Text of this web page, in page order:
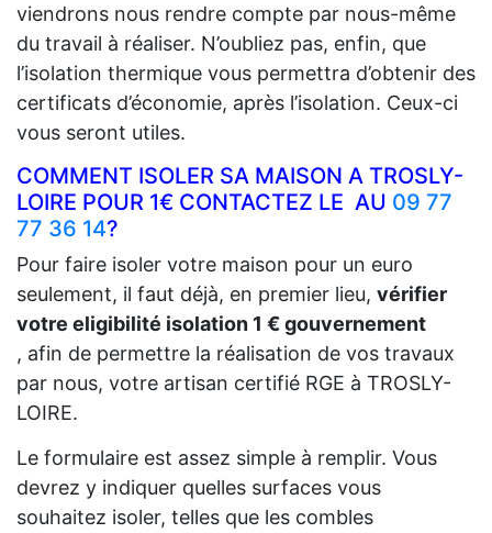
viendrons nous rendre compte par nous-même
du travail à réaliser. N’oubliez pas, enfin, que
l’isolation thermique vous permettra d’obtenir des
certificats d’économie, après l’isolation. Ceux-ci
vous seront utiles.
COMMENT ISOLER SA MAISON A TROSLY-
LOIRE POUR 1€ CONTACTEZ LE AU 09 77
77 36 14?
Pour faire isoler votre maison pour un euro
seulement, il faut déjà, en premier lieu, vérifier
votre eligibilité isolation 1 € gouvernement
, afin de permettre la réalisation de vos travaux
par nous, votre artisan certifié RGE à TROSLY-
LOIRE.
Le formulaire est assez simple à remplir. Vous
devrez y indiquer quelles surfaces vous
souhaitez isoler, telles que les combles